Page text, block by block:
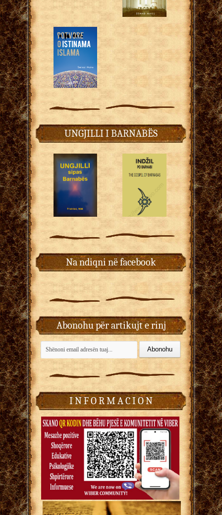
UNGJILLI I BARNABËS
Na ndiqni në facebook
Abonohu për artikujt e rinj
I N F O R M A C I O N